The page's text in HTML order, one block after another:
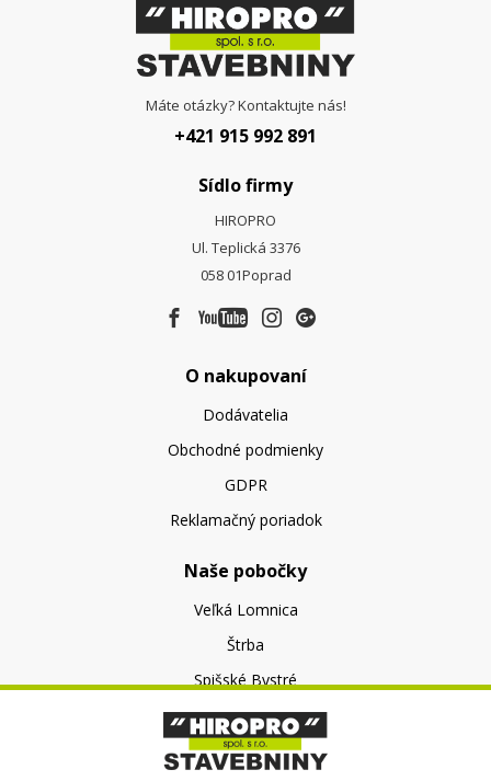
Máte otázky? Kontaktujte nás!
+421 915 992 891
Sídlo firmy
HIROPRO
Ul. Teplická 3376
058 01Poprad
O nakupovaní
Dodávatelia
Obchodné podmienky
GDPR
Reklamačný poriadok
Naše pobočky
Veľká Lomnica
Štrba
Spišské Bystré
O nás
O spoločnosti